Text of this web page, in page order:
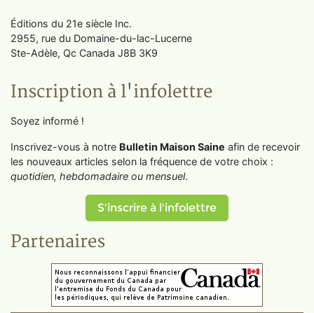
Éditions du 21e siècle Inc.
2955, rue du Domaine-du-lac-Lucerne
Ste-Adèle, Qc Canada J8B 3K9
Inscription à l'infolettre
Soyez informé !
Inscrivez-vous à notre Bulletin Maison Saine afin de recevoir
les nouveaux articles selon la fréquence de votre choix :
quotidien, hebdomadaire ou mensuel.
S'inscrire à l'infolettre
Partenaires